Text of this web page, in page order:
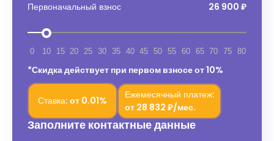
Первоначальный взнос 26 900 ₽
0 10 15 20 25 30 35 40 45 50 55 60 65 70 75 80
*Скидка действует при первом взносе от 10%
Ставка: от 0.01%
Ежемесячный платеж:
от 28 832 ₽/мес.
Заполните контактные данные